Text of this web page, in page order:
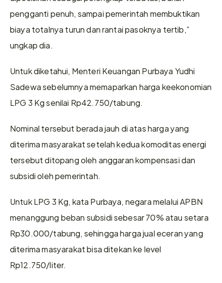
pengganti penuh, sampai pemerintah membuktikan
biaya totalnya turun dan rantai pasoknya tertib,”
ungkap dia.
Untuk diketahui, Menteri Keuangan Purbaya Yudhi
Sadewa sebelumnya memaparkan harga keekonomian
LPG 3 Kg senilai Rp42.750/tabung.
Nominal tersebut berada jauh di atas harga yang
diterima masyarakat setelah kedua komoditas energi
tersebut ditopang oleh anggaran kompensasi dan
subsidi oleh pemerintah.
Untuk LPG 3 Kg, kata Purbaya, negara melalui APBN
menanggung beban subsidi sebesar 70% atau setara
Rp30.000/tabung, sehingga harga jual eceran yang
diterima masyarakat bisa ditekan ke level
Rp12.750/liter.